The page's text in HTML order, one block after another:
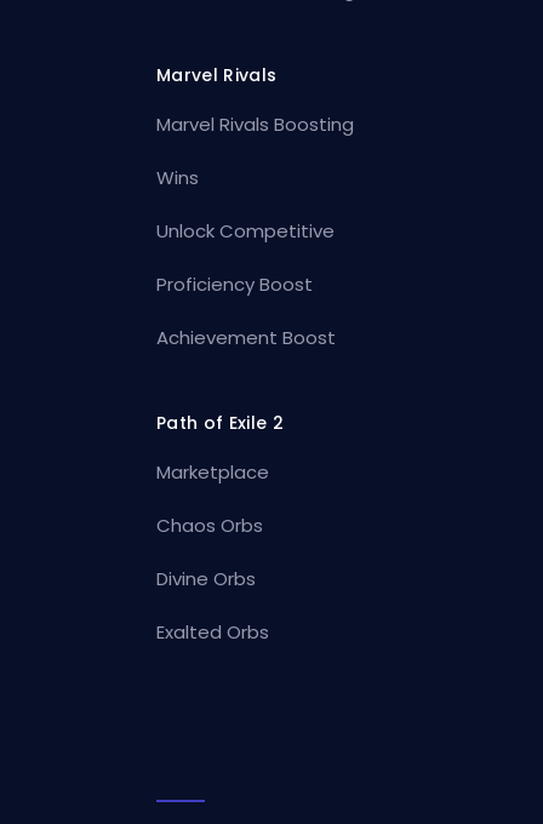
Marvel Rivals
Marvel Rivals Boosting
Wins
Unlock Competitive
Proficiency Boost
Achievement Boost
Path of Exile 2
Marketplace
Chaos Orbs
Divine Orbs
Exalted Orbs